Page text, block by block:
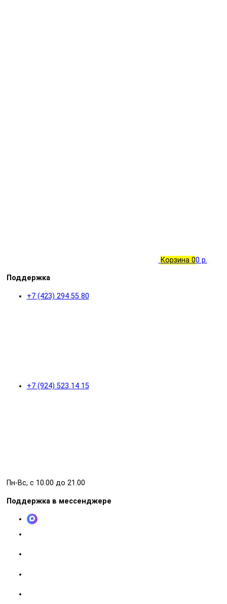
Корзина 00 р.
Поддержка
+7 (423) 294 55 80
+7 (924) 523 14 15
Пн-Вс, с 10.00 до 21.00
Поддержка в мессенджере